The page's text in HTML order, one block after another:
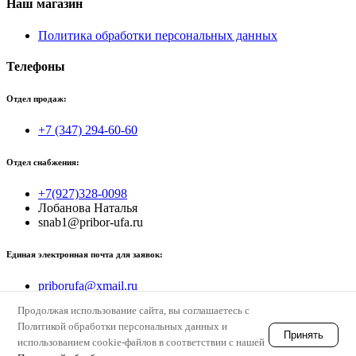
Продолжая использование сайта, вы соглашаетесь с
Политикой обработки персональных данных и
использованием cookie-файлов в соответствии с нашей
Принять
Наш магазин
Политика обработки персональных данных
Телефоны
Отдел продаж:
+7 (347) 294-60-60
Отдел снабжения:
+7(927)328-0098
Лобанова Наталья
snab1@pribor-ufa.ru
Единая электронная почта для заявок:
priborufa@xmail.ru
© priborufa